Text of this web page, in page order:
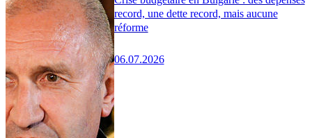
record, une dette record, mais aucune
réforme
06.07.2026